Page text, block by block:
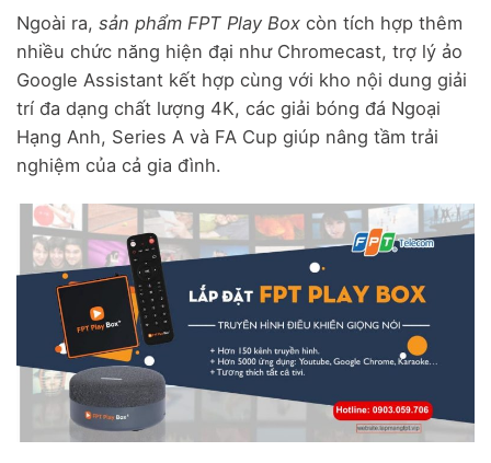
Ngoài ra, sản phẩm FPT Play Box còn tích hợp thêm
nhiều chức năng hiện đại như Chromecast, trợ lý ảo
Google Assistant kết hợp cùng với kho nội dung giải
trí đa dạng chất lượng 4K, các giải bóng đá Ngoại
Hạng Anh, Series A và FA Cup giúp nâng tầm trải
nghiệm của cả gia đình.